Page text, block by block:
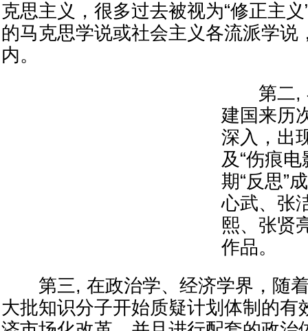
克思主义，很多过去被视为“修正主义
的马克思学说或社会主义各流派学说
内。
第二,
建国来历
深入，出
及“伤痕
期“反思”
心武、张
熙、张贤
作品。
第三, 在政治学、经济学界，随着
大批知识分子开始质疑计划体制的有